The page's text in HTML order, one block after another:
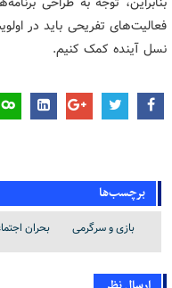
فعالیت‌های تفریحی باید در
نسل آینده کمک کنیم.
برچسب‌ها
بازی و سرگرمی بحران